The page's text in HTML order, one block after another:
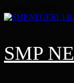
to
SMP